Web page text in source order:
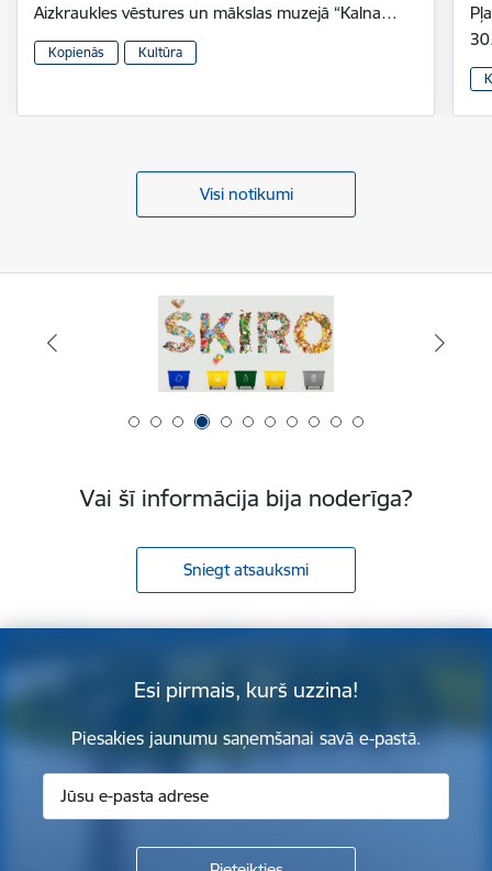
Aizkraukles vēstures un mākslas muzejā “Kalna…
Kopienās Kultūra
Visi notikumi
Vai šī informācija bija noderīga?
Sniegt atsauksmi
Esi pirmais, kurš uzzina!
Piesakies jaunumu saņemšanai savā e-pastā.